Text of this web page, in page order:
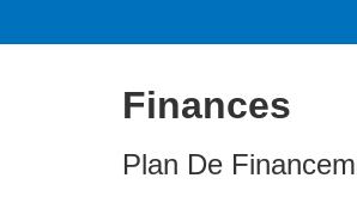
Finances
Plan De